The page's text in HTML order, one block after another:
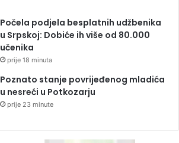
Počela podjela besplatnih udžbenika
u Srpskoj: Dobiće ih više od 80.000
učenika
prije 18 minuta
Poznato stanje povrijeđenog mladića
u nesreći u Potkozarju
prije 23 minute